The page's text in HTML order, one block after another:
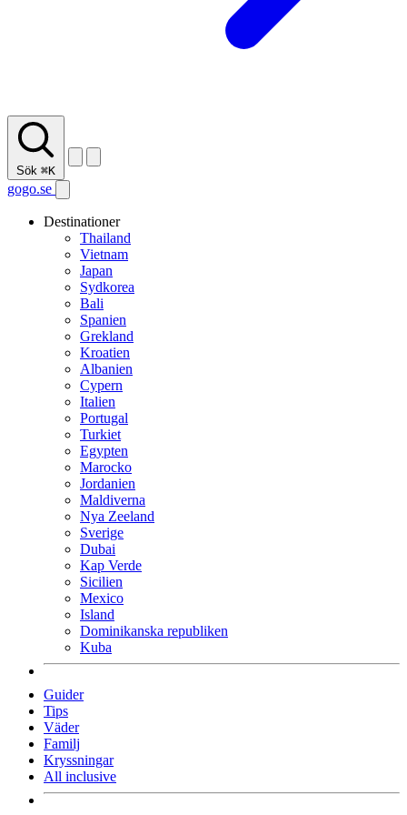
Sök ⌘K
gogo.se
Destinationer
Thailand
Vietnam
Japan
Sydkorea
Bali
Spanien
Grekland
Kroatien
Albanien
Cypern
Italien
Portugal
Turkiet
Egypten
Marocko
Jordanien
Maldiverna
Nya Zeeland
Sverige
Dubai
Kap Verde
Sicilien
Mexico
Island
Dominikanska republiken
Kuba
Guider
Tips
Väder
Familj
Kryssningar
All inclusive